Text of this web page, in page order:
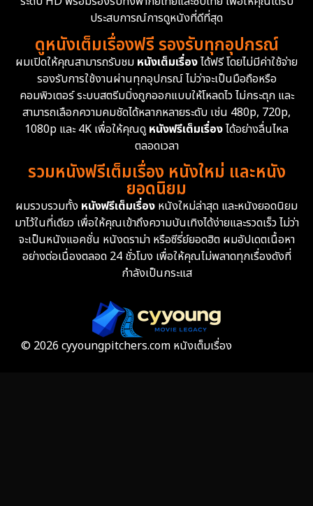
Drama ดราม่า
Dystopian 16
Emotional 61
Epic มหากาพย์ 225
Family ครอบครัว 372
Fantasy จินตนาการ 339
Fiction 9
ประสบการณ์การดูหนังที่ดีที่สุด
ดูหนังเต็มเรื่องฟรี รองรับทุกอุปกรณ์
ผมเปิดให้คุณสามารถรับชม หนังเต็มเรื่องได้ฟรี โดยไม่มีค่าใช้จ่าย
รองรับการใช้งานผ่านทุกอุปกรณ์ ไม่ว่าจะเป็นมือถือหรือ
คอมพิวเตอร์ ระบบสตรีมมิ่งถูกออกแบบให้โหลดไว ไม่กระตุก และ
สามารถเลือกความคมชัดได้หลากหลายระดับ เช่น 480p, 720p,
1080p และ 4K เพื่อให้คุณดู หนังฟรีเต็มเรื่องได้อย่างลื่นไหล
ตลอดเวลา
รวมหนังฟรีเต็มเรื่อง หนังใหม่ และหนัง
ยอดนิยม
ผมรวบรวมทั้ง หนังฟรีเต็มเรื่อง หนังใหม่ล่าสุด และหนังยอดนิยม
มาไว้ในที่เดียว เพื่อให้คุณเข้าถึงความบันเทิงได้ง่ายและรวดเร็ว ไม่ว่า
จะเป็นหนังแอคชั่น หนังดราม่า หรือซีรี่ย์ยอดฮิต ผมอัปเดตเนื้อหา
อย่างต่อเนื่องตลอด 24 ชั่วโมง เพื่อให้คุณไม่พลาดทุกเรื่องดังที่
กำลังเป็นกระแส
© 2026 cyyoungpitchers.com หนังเต็มเรื่อง